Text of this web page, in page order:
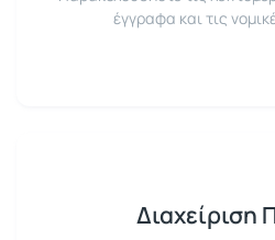
έγγραφα και τις
Διαχείριση